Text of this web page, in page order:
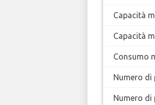
Capacità
Capacità
Consumo
Numero di
Numero di